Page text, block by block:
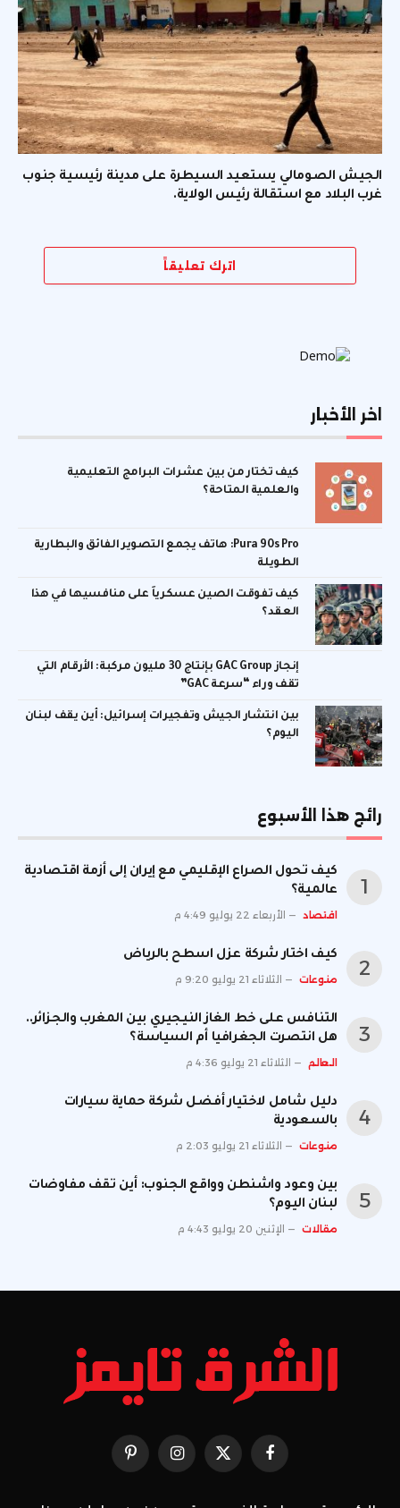
الجيش الصومالي يستعيد السيطرة على مدينة رئيسية جنوب
غرب البلاد مع استقالة رئيس الولاية.
اترك تعليقاً
اخر الأخبار
كيف تختار من بين عشرات البرامج التعليمية
والعلمية المتاحة؟
Pura 90s Pro: هاتف يجمع التصوير الفائق والبطارية
الطويلة
كيف تفوقت الصين عسكرياً على منافسيها في هذا
العقد؟
إنجاز GAC Group بإنتاج 30 مليون مركبة: الأرقام التي
تقف وراء “سرعة GAC”
بين انتشار الجيش وتفجيرات إسرائيل: أين يقف لبنان
اليوم؟
رائج هذا الأسبوع
كيف تحول الصراع الإقليمي مع إيران إلى أزمة اقتصادية
عالمية؟
اقتصاد الأربعاء 22 يوليو 4:49 م
كيف اختار شركة عزل اسطح بالرياض
منوعات الثلاثاء 21 يوليو 9:20 م
التنافس على خط الغاز النيجيري بين المغرب والجزائر..
هل انتصرت الجغرافيا أم السياسة؟
العالم الثلاثاء 21 يوليو 4:36 م
دليل شامل لاختيار أفضل شركة حماية سيارات
بالسعودية
منوعات الثلاثاء 21 يوليو 2:03 م
بين وعود واشنطن وواقع الجنوب: أين تقف مفاوضات
لبنان اليوم؟
مقالات الإثنين 20 يوليو 4:43 م
فيسبوك X
(Twitter)
الانستغرامبينتيريست